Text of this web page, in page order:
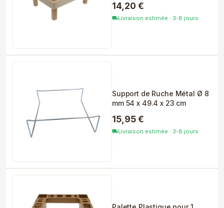
14,20 €
local_shippingLivraison estimée : 3-8 jours
Support de Ruche Métal Ø 8
mm 54 x 49.4 x 23 cm
15,95 €
local_shippingLivraison estimée : 3-8 jours